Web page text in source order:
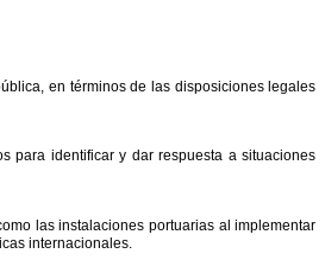
en términos de las disposiciones legales
para identificar y dar respuesta a situaciones
las instalaciones portuarias al implementar
internacionales.